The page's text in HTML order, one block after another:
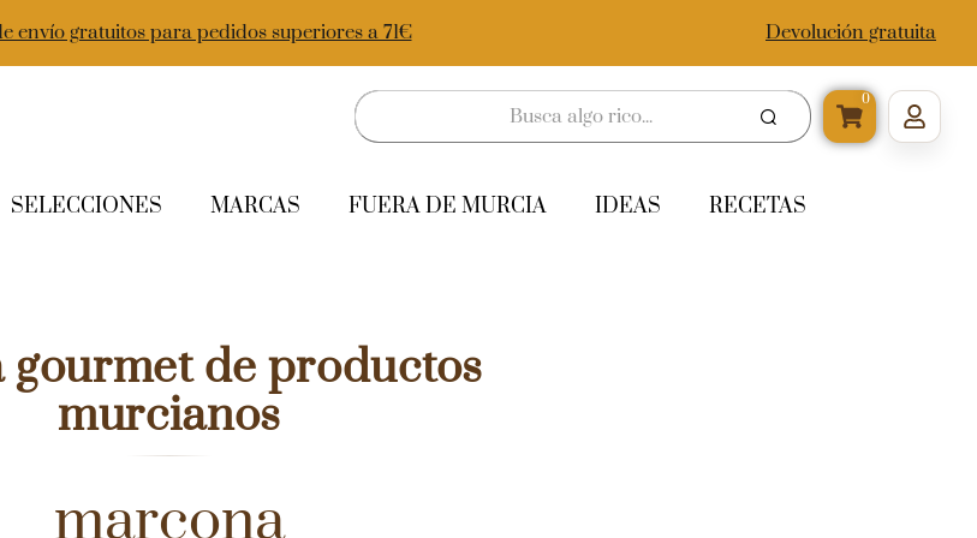
envío gratuitos para pedidos superiores a 71€ Devolución gratuita
0
SELECCIONES MARCAS FUERA DE MURCIA IDEAS RECETAS
gourmet de productos
murcianos
marcona